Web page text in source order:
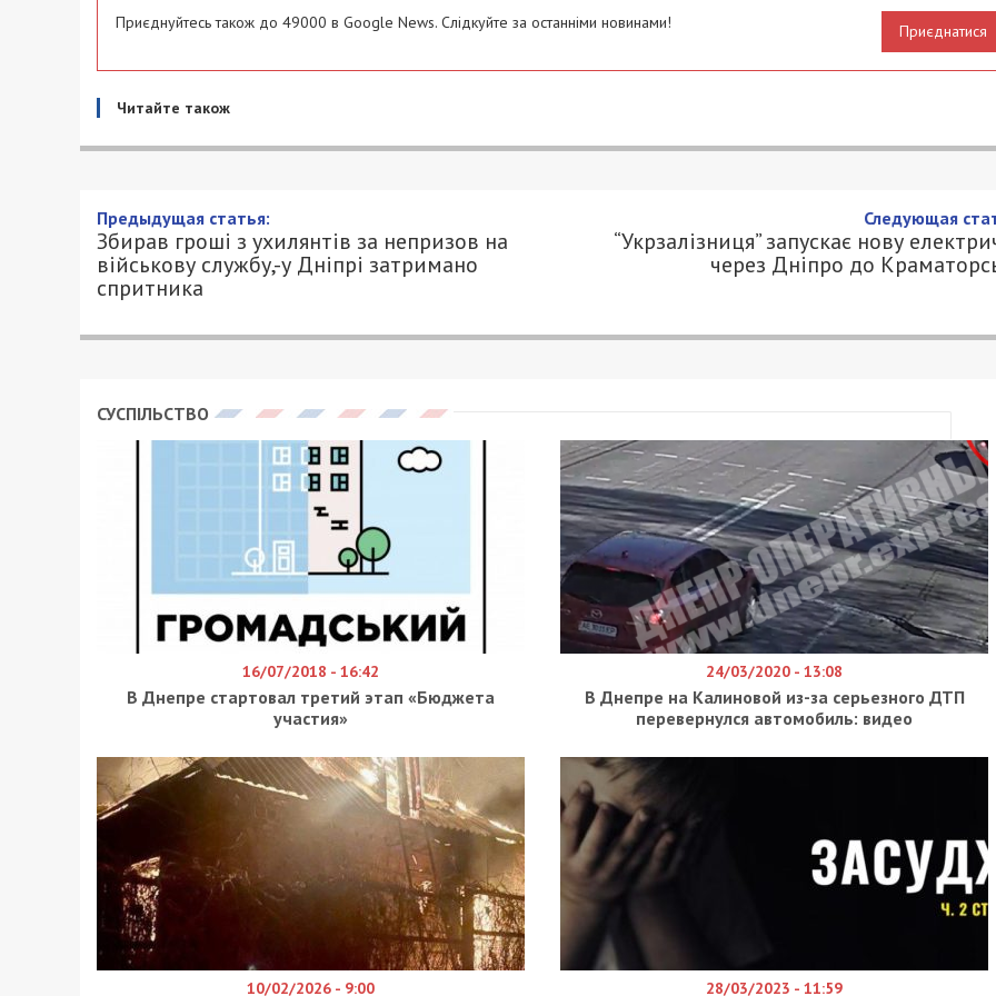
Приєднуйтесь також до 49000 в Google News. Слідкуйте за останніми новинами! Приєднатися
Читайте також
Предыдущая статья:
Збирав гроші з ухилянтів за непризов на
військову службу,-у Дніпрі затримано
спритника
Следующая
“Укрзалізниця” запускає нову
через Дніпро до
СУСПІЛЬСТВО
16/07/2018 - 16:42
В Днепре стартовал третий этап «Бюджета
участия»
24/03/2020 - 13:08
В Днепре на Калиновой из-за серьезного ДТП
перевернулся автомобиль: видео
10/02/2026 - 9:00 28/03/2023 - 11:59